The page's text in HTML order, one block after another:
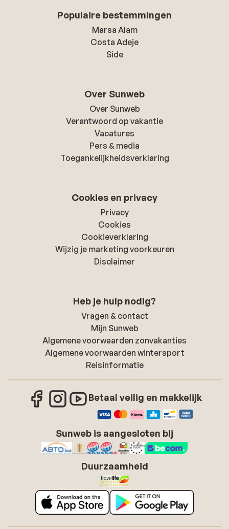
Populaire bestemmingen
Marsa Alam
Costa Adeje
Side
Over Sunweb
Over Sunweb
Verantwoord op vakantie
Vacatures
Pers & media
Toegankelijkheidsverklaring
Cookies en privacy
Privacy
Cookies
Cookieverklaring
Wijzig je marketing voorkeuren
Disclaimer
Heb je hulp nodig?
Vragen & contact
Mijn Sunweb
Algemene voorwaarden zonvakanties
Algemene voorwaarden wintersport
Reisinformatie
Betaal veilig en makkelijk
Sunweb is aangesloten bij
Duurzaamheid